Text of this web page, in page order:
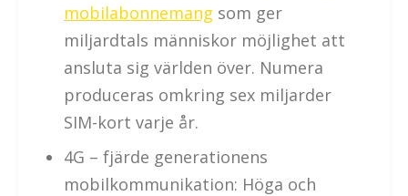
mobilabonnemang som ger
miljardtals människor möjlighet att
ansluta sig världen över. Numera
produceras omkring sex miljarder
SIM-kort varje år.
4G – fjärde generationens
mobilkommunikation: Höga och